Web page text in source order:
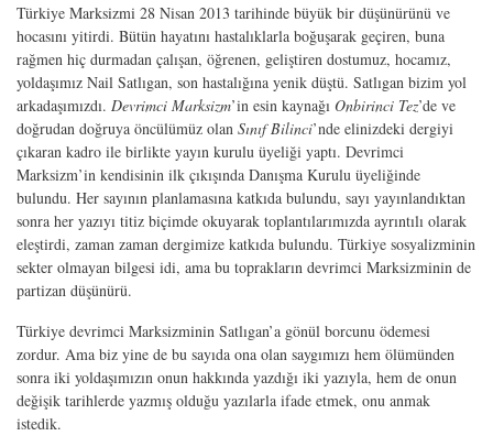
Türkiye Marksizmi 28 Nisan 2013 tarihinde büyük bir düşünürünü ve
hocasını yitirdi. Bütün hayatını hastalıklarla boğuşarak geçiren, buna
rağmen hiç durmadan çalışan, öğrenen, geliştiren dostumuz, hocamız,
yoldaşımız Nail Satlıgan, son hastalığına yenik düştü. Satlıgan bizim yol
arkadaşımızdı. Devrimci Marksizm’in esin kaynağı Onbirinci Tez’de ve
doğrudan doğruya öncülümüz olan Sınıf Bilinci’nde elinizdeki dergiyi
çıkaran kadro ile birlikte yayın kurulu üyeliği yaptı. Devrimci
Marksizm’in kendisinin ilk çıkışında Danışma Kurulu üyeliğinde
bulundu. Her sayının planlamasına katkıda bulundu, sayı yayınlandıktan
sonra her yazıyı titiz biçimde okuyarak toplantılarımızda ayrıntılı olarak
eleştirdi, zaman zaman dergimize katkıda bulundu. Türkiye sosyalizminin
sekter olmayan bilgesi idi, ama bu toprakların devrimci Marksizminin de
partizan düşünürü.
Türkiye devrimci Marksizminin Satlıgan’a gönül borcunu ödemesi
zordur. Ama biz yine de bu sayıda ona olan saygımızı hem ölümünden
sonra iki yoldaşımızın onun hakkında yazdığı iki yazıyla, hem de onun
değişik tarihlerde yazmış olduğu yazılarla ifade etmek, onu anmak
istedik.